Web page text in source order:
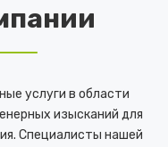
услуги в области
изысканий для
Специалисты нашей